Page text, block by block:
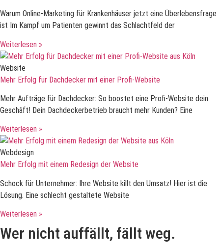
Warum Online-Marketing für Krankenhäuser jetzt eine Überlebensfrage
ist Im Kampf um Patienten gewinnt das Schlachtfeld der
Weiterlesen »
Website
Mehr Erfolg für Dachdecker mit einer Profi-Website
Mehr Aufträge für Dachdecker: So boostet eine Profi-Website dein
Geschäft! Dein Dachdeckerbetrieb braucht mehr Kunden? Eine
Weiterlesen »
Webdesign
Mehr Erfolg mit einem Redesign der Website
Schock für Unternehmer: Ihre Website killt den Umsatz! Hier ist die
Lösung. Eine schlecht gestaltete Website
Weiterlesen »
Wer nicht auffällt, fällt weg.